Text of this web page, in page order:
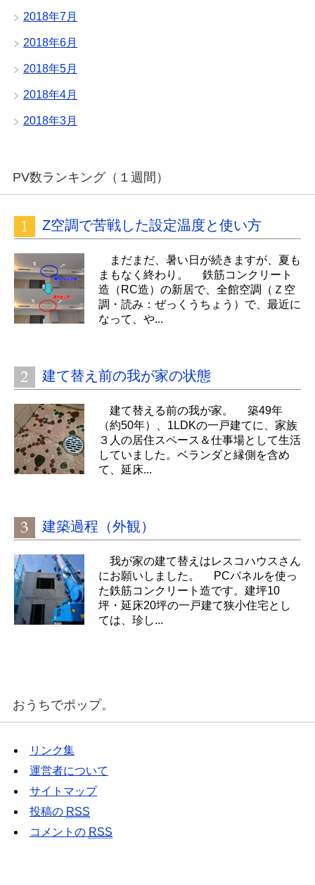
2018年7月
2018年6月
2018年5月
2018年4月
2018年3月
PV数ランキング（１週間）
Z空調で苦戦した設定温度と使い方
まだまだ、暑い日が続きますが、夏も
まもなく終わり。 鉄筋コンクリート
造（RC造）の新居で、全館空調（Ｚ空
調・読み：ぜっくうちょう）で、最近に
なって、や...
建て替え前の我が家の状態
建て替える前の我が家。 築49年
（約50年）、1LDKの一戸建てに、家族
３人の居住スペース＆仕事場として生活
していました。ベランダと縁側を含め
て、延床...
建築過程（外観）
我が家の建て替えはレスコハウスさん
にお願いしました。 PCパネルを使っ
た鉄筋コンクリート造です。建坪10
坪・延床20坪の一戸建て狭小住宅とし
ては、珍し...
おうちでポップ。
リンク集
運営者について
サイトマップ
投稿の RSS
コメントの RSS